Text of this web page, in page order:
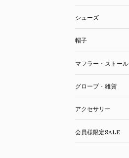
シューズ
帽子
マフラー・ストール
グローブ・雑貨
アクセサリー
会員様限定SALE